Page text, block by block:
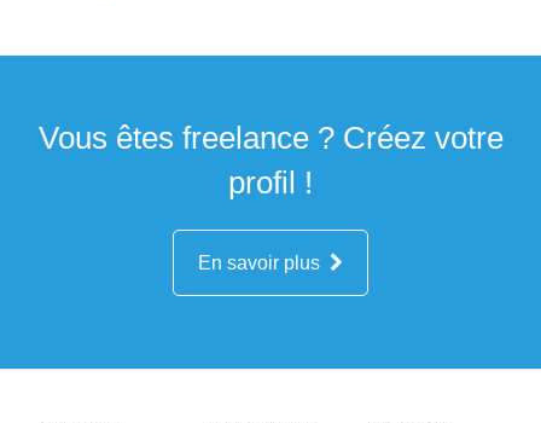
Vous êtes freelance ? Créez votre
profil !
En savoir plus